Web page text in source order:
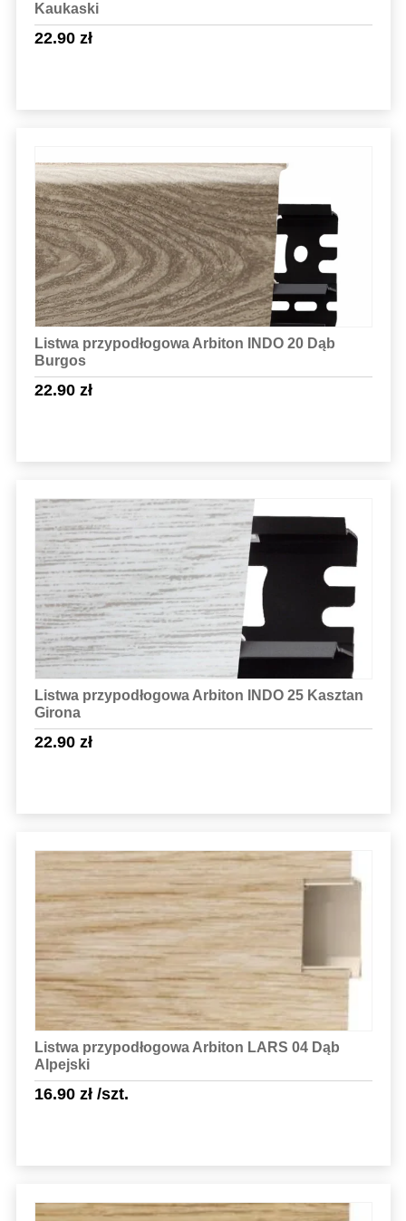
Kaukaski
22.90 zł
Sprawdź szczegóły
Listwa przypodłogowa Arbiton INDO 20 Dąb
Burgos
22.90 zł
Sprawdź szczegóły
Listwa przypodłogowa Arbiton INDO 25 Kasztan
Girona
22.90 zł
Sprawdź szczegóły
Listwa przypodłogowa Arbiton LARS 04 Dąb
Alpejski
16.90 zł/szt.